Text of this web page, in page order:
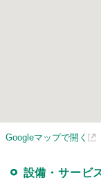
Googleマップで開く
設備・サービ